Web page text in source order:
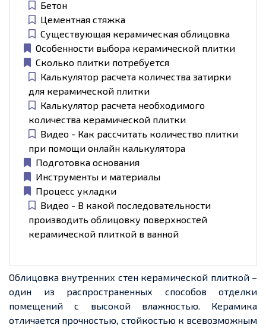
Бетон
Цементная стяжка
Существующая керамическая облицовка
Особенности выбора керамической плитки
Сколько плитки потребуется
Калькулятор расчета количества затирки
для керамической плитки
Калькулятор расчета необходимого
количества керамической плитки
Видео - Как рассчитать количество плитки
при помощи онлайн калькулятора
Подготовка основания
Инструменты и материалы
Процесс укладки
Видео - В какой последовательности
производить облицовку поверхностей
керамической плиткой в ванной
Облицовка внутренних стен керамической плиткой –
один из распространенных способов отделки
помещений с высокой влажностью. Керамика
отличается прочностью, стойкостью к всевозможным